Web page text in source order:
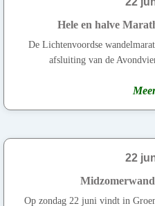
Hele en halve
De Lichtenvoordse
afsluiting van de
22
Op zondag 22 juni vindt in